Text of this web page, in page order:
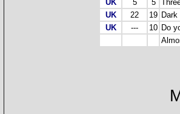
UK
5 5
UK
22 19
UK
--- 10 Do